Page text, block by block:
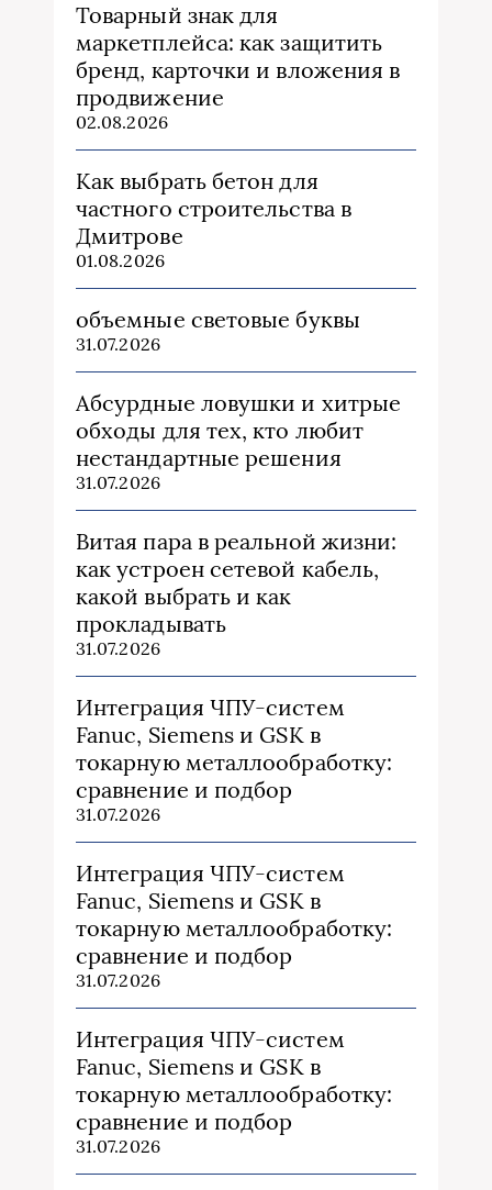
Товарный знак для
маркетплейса: как защитить
бренд, карточки и вложения в
продвижение
02.08.2026
Как выбрать бетон для
частного строительства в
Дмитрове
01.08.2026
объемные световые буквы
31.07.2026
Абсурдные ловушки и хитрые
обходы для тех, кто любит
нестандартные решения
31.07.2026
Витая пара в реальной жизни:
как устроен сетевой кабель,
какой выбрать и как
прокладывать
31.07.2026
Интеграция ЧПУ-систем
Fanuc, Siemens и GSK в
токарную металлообработку:
сравнение и подбор
31.07.2026
Интеграция ЧПУ-систем
Fanuc, Siemens и GSK в
токарную металлообработку:
сравнение и подбор
31.07.2026
Интеграция ЧПУ-систем
Fanuc, Siemens и GSK в
токарную металлообработку:
сравнение и подбор
31.07.2026